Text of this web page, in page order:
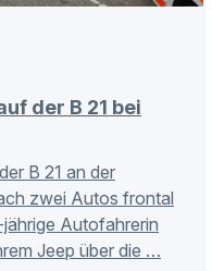
der B 21 bei
B 21 an der
zwei Autos frontal
Autofahrerin
Jeep über die …